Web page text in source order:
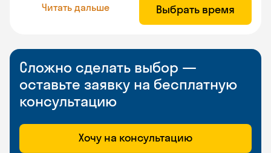
Читать дальше Выбрать время
Сложно сделать выбор —
оставьте заявку на бесплатную
консультацию
Хочу на консультацию